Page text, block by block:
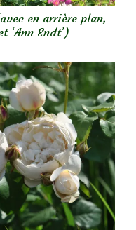
en arrière plan,
‘Ann Endt’)